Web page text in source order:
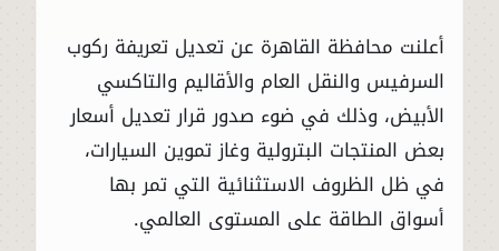
أعلنت محافظة القاهرة عن تعديل تعريفة ركوب
السرفيس والنقل العام والأقاليم والتاكسي
الأبيض، وذلك في ضوء صدور قرار تعديل أسعار
بعض المنتجات البترولية وغاز تموين السيارات،
في ظل الظروف الاستثنائية التي تمر بها
أسواق الطاقة على المستوى العالمي.